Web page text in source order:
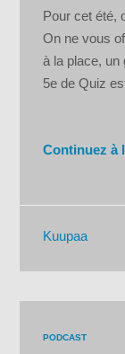
Pour cet été,
On ne vous
à la place, un
5e de Quiz
Continuez à
Kuupaa
PODCAST